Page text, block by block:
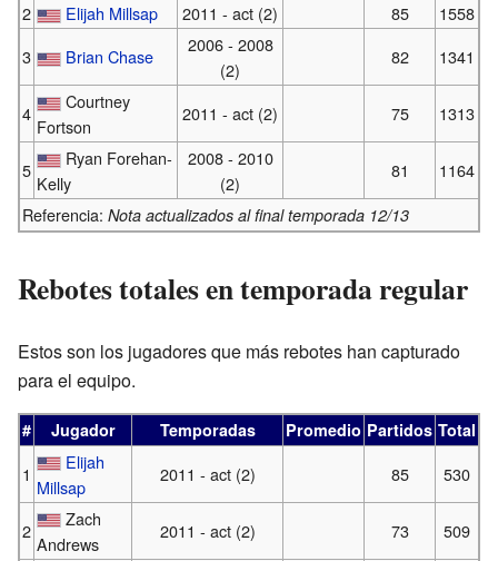
2
Elijah Millsap 2011 - act (2) 85
1558
3
Brian Chase
2006 - 2008
(2)
82 1341
4
Courtney
Fortson
2011 - act (2) 75 1313
5
Ryan Forehan-
Kelly
2008 - 2010
(2)
81
1164
Referencia: Nota actualizados al final temporada 12/13
Rebotes totales en temporada regular
Estos son los jugadores que más rebotes han capturado
para el equipo.
# Jugador Temporadas Promedio Partidos Total
1
Elijah
Millsap
2011 - act (2) 85 530
2
Zach
Andrews
2011 - act (2) 73 509